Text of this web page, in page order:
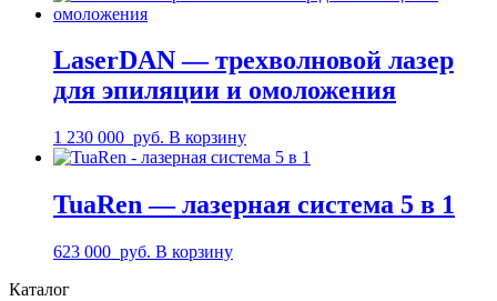
LaserDAN — трехволновой лазер
для эпиляции и омоложения
1 230 000 руб. В корзину
TuaRen — лазерная система 5 в 1
623 000 руб. В корзину
Каталог